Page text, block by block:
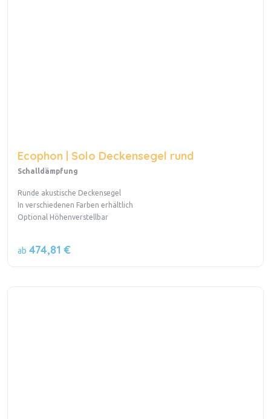
Ecophon | Solo Deckensegel rund
Schalldämpfung
Runde akustische Deckensegel
In verschiedenen Farben erhältlich
Optional Höhenverstellbar
ab 474,81 €